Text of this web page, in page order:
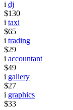
i dj
$130
i taxi
$65
i trading
$29
i accountant
$49
i gallery
$27
i graphics
$33